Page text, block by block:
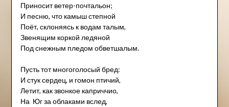
Приносит ветер-почтальон;
И песню, что камыш степной
Поёт, склоняясь к водам талым,
Звенящим коркой ледяной
Под снежным пледом обветшалым.
Пусть тот многоголосый бред:
И стук сердец, и гомон птичий,
Летит, как звонкое каприччио,
На Юг за облаками вслед,